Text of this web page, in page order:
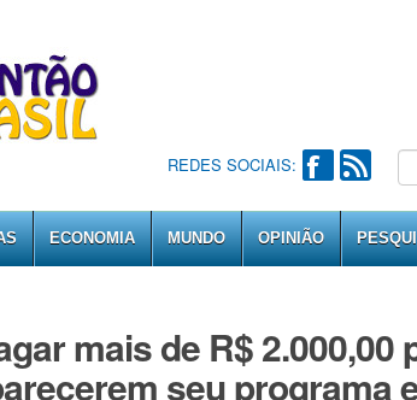
REDES SOCIAIS:
ECONOMIA MUNDO OPINIÃO
mais de R$ 2.000,00
seu programa